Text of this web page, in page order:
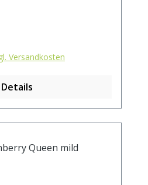
Versandkosten
Details